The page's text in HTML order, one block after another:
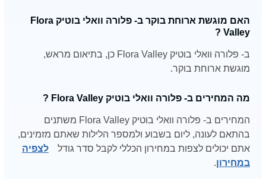
האם מוגשת ארוחת בוקר ב- פלורה וואלי בוטיק Flora
Valley ?
ב- פלורה וואלי בוטיק Flora Valley כן, בתיאום מראש,
מוגשת ארוחת בוקר.
מה המחירים ב- פלורה וואלי בוטיק Flora Valley ?
המחירים ב- פלורה וואלי בוטיק Flora Valley משתנים
בהתאם לעונה, ליום בשבוע ולמספר הלילות שאתם מזמינים,
אתם יכולים לצפות במחירון הכללי לקבל סדר גודל
לצפיה
במחירון.